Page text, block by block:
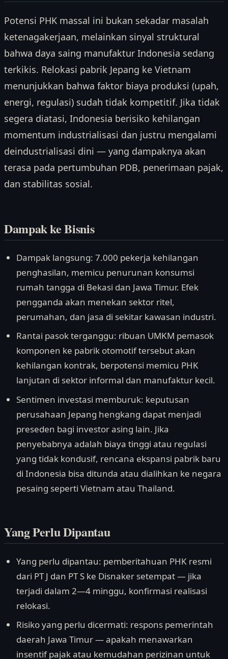
Potensi PHK massal ini bukan sekadar masalah
ketenagakerjaan, melainkan sinyal struktural
bahwa daya saing manufaktur Indonesia sedang
terkikis. Relokasi pabrik Jepang ke Vietnam
menunjukkan bahwa faktor biaya produksi (upah,
energi, regulasi) sudah tidak kompetitif. Jika tidak
segera diatasi, Indonesia berisiko kehilangan
momentum industrialisasi dan justru mengalami
deindustrialisasi dini — yang dampaknya akan
terasa pada pertumbuhan PDB, penerimaan pajak,
dan stabilitas sosial.
Dampak ke Bisnis
Dampak langsung: 7.000 pekerja kehilangan
penghasilan, memicu penurunan konsumsi
rumah tangga di Bekasi dan Jawa Timur. Efek
pengganda akan menekan sektor ritel,
perumahan, dan jasa di sekitar kawasan industri.
Rantai pasok terganggu: ribuan UMKM pemasok
komponen ke pabrik otomotif tersebut akan
kehilangan kontrak, berpotensi memicu PHK
lanjutan di sektor informal dan manufaktur kecil.
Sentimen investasi memburuk: keputusan
perusahaan Jepang hengkang dapat menjadi
preseden bagi investor asing lain. Jika
penyebabnya adalah biaya tinggi atau regulasi
yang tidak kondusif, rencana ekspansi pabrik baru
di Indonesia bisa ditunda atau dialihkan ke negara
pesaing seperti Vietnam atau Thailand.
Yang Perlu Dipantau
Yang perlu dipantau: pemberitahuan PHK resmi
dari PT J dan PT S ke Disnaker setempat — jika
terjadi dalam 2—4 minggu, konfirmasi realisasi
relokasi.
Risiko yang perlu dicermati: respons pemerintah
daerah Jawa Timur — apakah menawarkan
insentif pajak atau kemudahan perizinan untuk